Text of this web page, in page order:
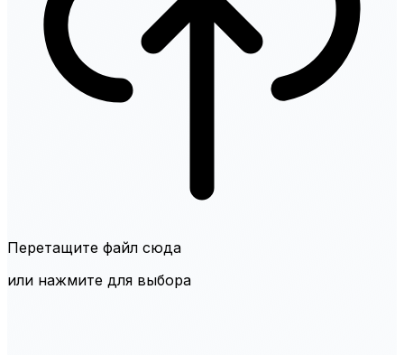
Перетащите файл сюда
или нажмите для выбора